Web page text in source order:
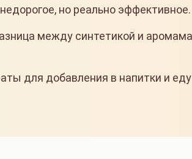
но реально эффективное.
между синтетикой и
для добавления в напитки и